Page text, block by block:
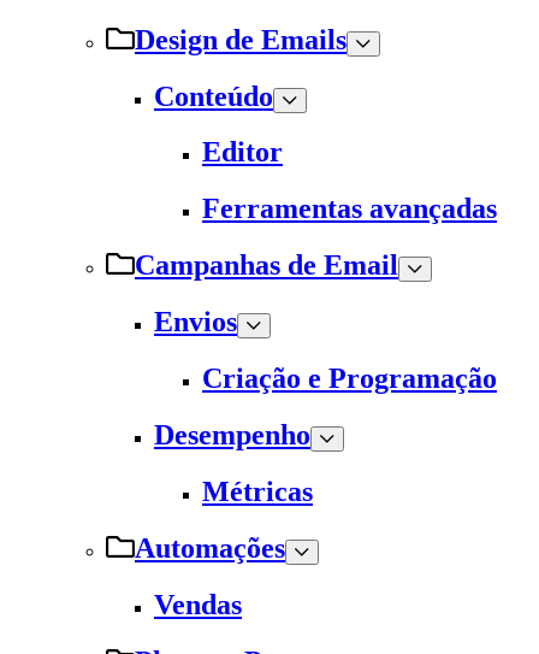
Design de Emails
Conteúdo
Editor
Ferramentas avançadas
Campanhas de Email
Envios
Criação e Programação
Desempenho
Métricas
Automações
Vendas